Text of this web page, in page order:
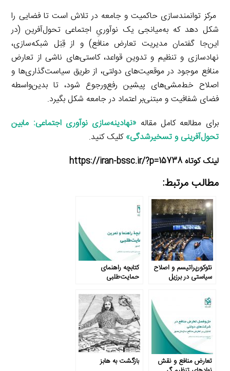
مرکز توانمندسازی حاکمیت و جامعه در تلاش است تا فضایی را
شکل دهد که به‌میانجی یک نوآوریِ اجتماعی تحول‌آفرین (در
این‌جا گفتمان مدیریت تعارض منافع) و از قِبَل شبکه‌سازی،
نهادسازی و تنظیم و تدوین قواعد، کاستی‌های ناشی از تعارض
منافع موجود در موقعیت‌های دولتی، از طریق سیاست‌گذاری‌ها و
اصلاح خط‌مشی‌های پیشین رفع‌ورجوع شود، تا بدین‌واسطه
فضای شفافیت و مبتنی‌بر اعتماد در جامعه شکل بگیرد.
برای مطالعه کامل مقاله «نهادینه‌سازی نوآوری اجتماعی: مابین
تحول‌آفرینی و تسخیرشدگی»کلیک کنید.
لینک کوتاه https://iran-bssc.ir/?p=15738
مطالب مرتبط:
نئوکورپراتیسم و اصلاح
سیاستی در برزیل
کتابچه راهنمای
حمایت‌طلبی
تعارض منافع و نقش
بازگشت به هابز